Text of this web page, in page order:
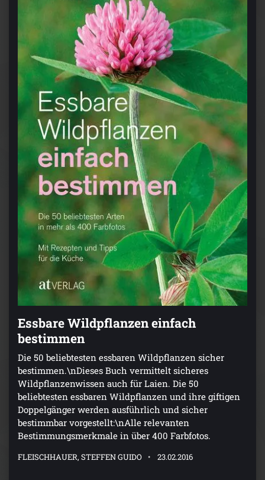
Essbare Wildpflanzen einfach
bestimmen
Die 50 beliebtesten essbaren Wildpflanzen sicher
bestimmen.\nDieses Buch vermittelt sicheres
Wildpflanzenwissen auch für Laien. Die 50
beliebtesten essbaren Wildpflanzen und ihre giftigen
Doppelgänger werden ausführlich und sicher
bestimmbar vorgestellt:\nAlle relevanten
Bestimmungsmerkmale in über 400 Farbfotos.
FLEISCHHAUER, STEFFEN GUIDO 23.02.2016